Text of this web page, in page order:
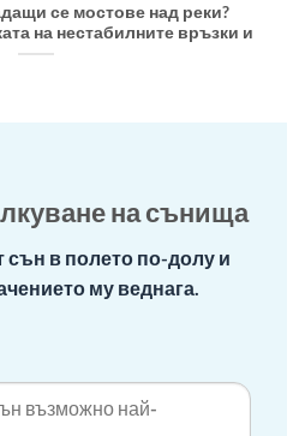
се мостове над реки?
на нестабилните връзки и
на сънища
в полето по-долу и
му веднага.